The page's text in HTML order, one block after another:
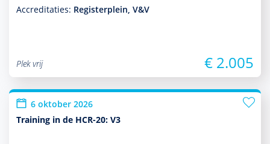
Accreditaties: Registerplein, V&V
Plek vrij € 2.005
6 oktober 2026
Training in de HCR-20: V3